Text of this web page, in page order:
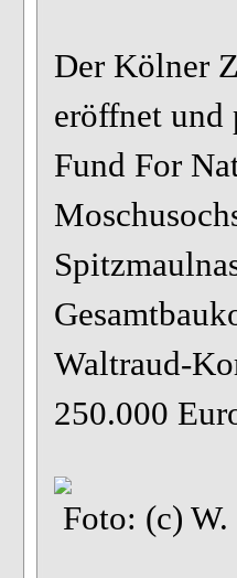
Der Kölner
eröffnet und
Fund For
Waltraud-
250.000
Foto: (c) W.